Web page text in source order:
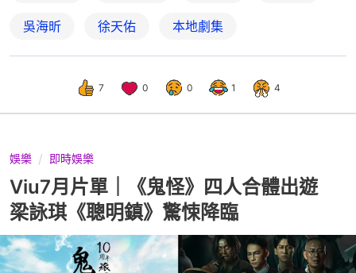
吳海昕 徐天佑 本地劇集
7 0 0 1 4
娛樂 即時娛樂
Viu7月片單｜《鬼怪》四人合體出遊
梁詠琪《聰明鎮》驚悚降臨